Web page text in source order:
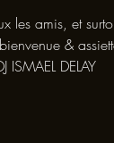
les amis, et
&
ISMAEL DELAY